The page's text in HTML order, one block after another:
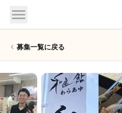
menu
chevron_left 募集一覧に戻る